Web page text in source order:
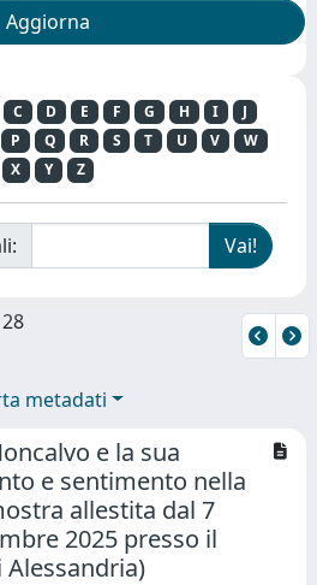
C D E F G H I
J
P Q R S T U V
W
X
Y Z
metadati
e la sua
e sentimento nella
allestita dal 7
2025 presso il
Alessandria)